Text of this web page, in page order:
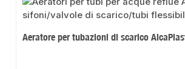
Aeratore per tubazioni di scarico